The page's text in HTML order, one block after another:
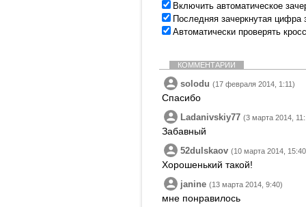
Включить автоматическое
Последняя зачеркнутая цифра
Автоматически проверять
КОММЕНТАРИИ
solodu (17 февраля 2014, 1:11)
Спасибо
Ladanivskiy77 (3 марта 2014,
Забавный
52dulskaov (10 марта 2014,
Хорошенький такой!
janine (13 марта 2014, 9:40)
мне понравилось